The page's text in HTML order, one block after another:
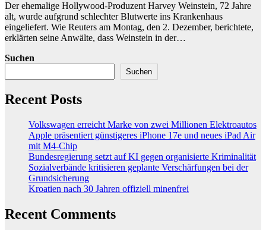
Der ehemalige Hollywood-Produzent Harvey Weinstein, 72 Jahre
alt, wurde aufgrund schlechter Blutwerte ins Krankenhaus
eingeliefert. Wie Reuters am Montag, den 2. Dezember, berichtete,
erklärten seine Anwälte, dass Weinstein in der…
Suchen
Suchen
Recent Posts
Volkswagen erreicht Marke von zwei Millionen Elektroautos
Apple präsentiert günstigeres iPhone 17e und neues iPad Air
mit M4-Chip
Bundesregierung setzt auf KI gegen organisierte Kriminalität
Sozialverbände kritisieren geplante Verschärfungen bei der
Grundsicherung
Kroatien nach 30 Jahren offiziell minenfrei
Recent Comments